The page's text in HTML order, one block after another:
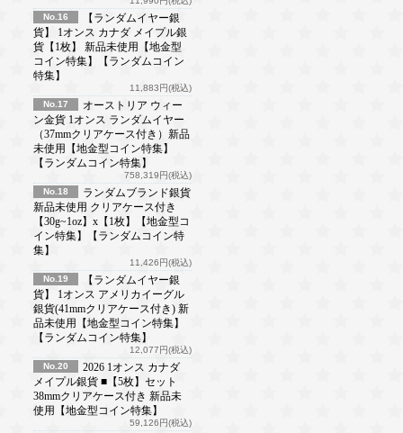
No.16
【ランダムイヤー銀
貨】 1オンス カナダ メイプル銀
貨【1枚】 新品未使用【地金型
コイン特集】【ランダムコイン
特集】
11,883円(税込)
No.17
オーストリア ウィー
ン金貨 1オンス ランダムイヤー
（37mmクリアケース付き）新品
未使用【地金型コイン特集】
【ランダムコイン特集】
758,319円(税込)
No.18
ランダムブランド銀貨
新品未使用 クリアケース付き
【30g~1oz】x【1枚】【地金型コ
イン特集】【ランダムコイン特
集】
11,426円(税込)
No.19
【ランダムイヤー銀
貨】 1オンス アメリカイーグル
銀貨(41mmクリアケース付き) 新
品未使用【地金型コイン特集】
【ランダムコイン特集】
12,077円(税込)
No.20
2026 1オンス カナダ
メイプル銀貨 ■【5枚】セット
38mmクリアケース付き 新品未
使用【地金型コイン特集】
59,126円(税込)